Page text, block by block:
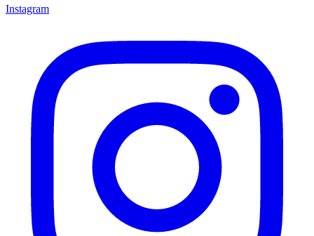
Instagram